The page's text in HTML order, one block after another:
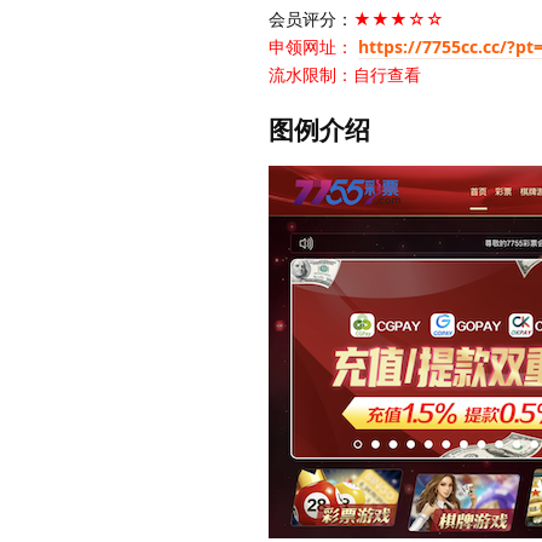
会员评分： ★★★☆☆
申领网址： https://7755cc.cc/
流水限制：自行查看
图例介绍